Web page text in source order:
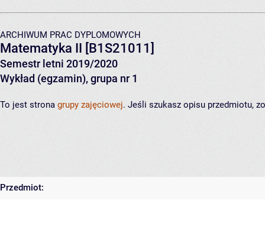
ARCHIWUM PRAC DYPLOMOWYCH
Matematyka II [B1S21011]
Semestr letni 2019/2020
Wykład (egzamin), grupa nr 1
To jest strona grupy zajęciowej. Jeśli szukasz opisu przedmiotu,
Przedmiot: